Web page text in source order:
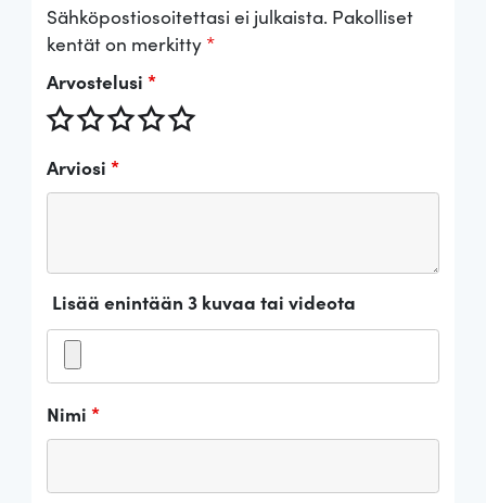
Sähköpostiosoitettasi ei julkaista. Pakolliset
kentät on merkitty *
Arvostelusi *
Arviosi *
Lisää enintään 3 kuvaa tai videota
Nimi *